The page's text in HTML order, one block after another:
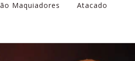
Maquiadores Atacado